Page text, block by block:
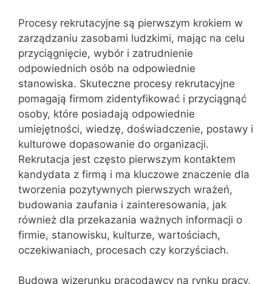
Procesy rekrutacyjne są pierwszym krokiem w
zarządzaniu zasobami ludzkimi, mając na celu
przyciągnięcie, wybór i zatrudnienie
odpowiednich osób na odpowiednie
stanowiska. Skuteczne procesy rekrutacyjne
pomagają firmom zidentyfikować i przyciągnąć
osoby, które posiadają odpowiednie
umiejętności, wiedzę, doświadczenie, postawy i
kulturowe dopasowanie do organizacji.
Rekrutacja jest często pierwszym kontaktem
kandydata z firmą i ma kluczowe znaczenie dla
tworzenia pozytywnych pierwszych wrażeń,
budowania zaufania i zainteresowania, jak
również dla przekazania ważnych informacji o
firmie, stanowisku, kulturze, wartościach,
oczekiwaniach, procesach czy korzyściach.
Budowa wizerunku pracodawcy na rynku pracy,